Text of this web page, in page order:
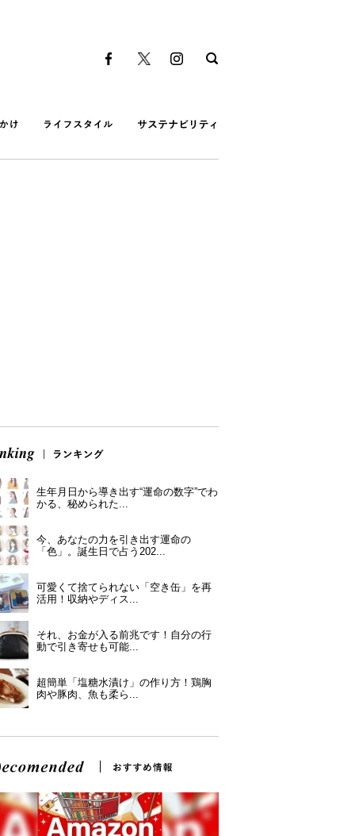
生年月日から導き出す“運命の数字”でわ
かる、秘められた...
今、あなたの力を引き出す運命の
「色」。誕生日で占う202...
可愛くて捨てられない「空き缶」を再
活用！収納やディス...
それ、お金が入る前兆です！自分の行
動で引き寄せも可能...
超簡単「塩糖水漬け」の作り方！鶏胸
肉や豚肉、魚も柔ら...